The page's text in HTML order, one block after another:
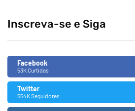
Inscreva-se e Siga
Facebook
53K Curtidas
Twitter
554K Seguidores